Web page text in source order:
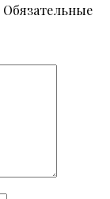
Обязательные